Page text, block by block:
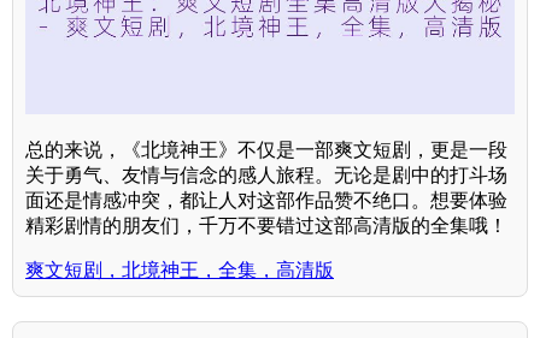
总的来说，《北境神王》不仅是一部爽文短剧，更是一段
关于勇气、友情与信念的感人旅程。无论是剧中的打斗场
面还是情感冲突，都让人对这部作品赞不绝口。想要体验
精彩剧情的朋友们，千万不要错过这部高清版的全集哦！
爽文短剧，北境神王，全集，高清版